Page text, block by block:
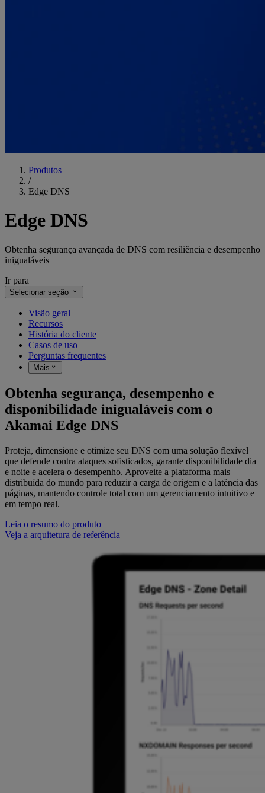
Produtos
/
Edge DNS
Edge DNS
Obtenha segurança avançada de DNS com resiliência e desempenho
inigualáveis
Ir para
Selecionar seção
Visão geral
Recursos
História do cliente
Casos de uso
Perguntas frequentes
Mais
Obtenha segurança, desempenho e
disponibilidade inigualáveis com o
Akamai Edge DNS
Proteja, dimensione e otimize seu DNS com uma solução flexível
que defende contra ataques sofisticados, garante disponibilidade dia
e noite e acelera o desempenho. Aproveite a plataforma mais
distribuída do mundo para reduzir a carga de origem e a latência das
páginas, mantendo controle total com um gerenciamento intuitivo e
em tempo real.
Leia o resumo do produto
Veja a arquitetura de referência